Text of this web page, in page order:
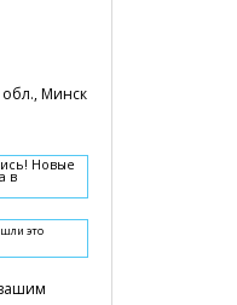
Минск
Новые
в
это